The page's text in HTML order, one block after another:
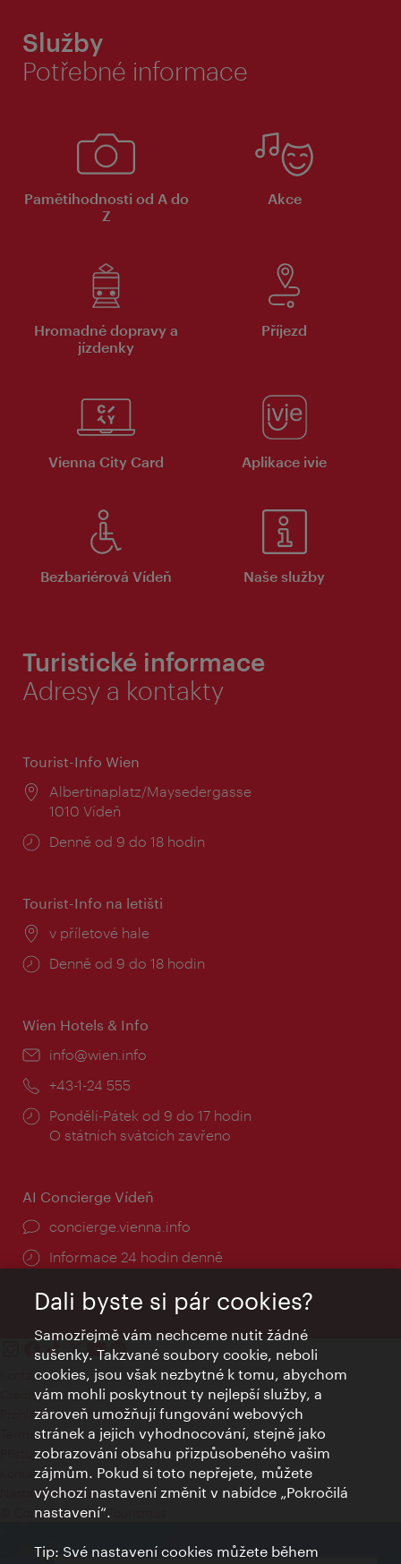
Služby
Potřebné informace
Pamětihodnosti od A do
Z
Akce
Hromadné dopravy a
jízdenky
Příjezd
Vienna City Card Aplikace ivie
Bezbariérová Vídeň Naše služby
Turistické informace
Adresy a kontakty
Tourist-Info Wien
Místo:
Albertinaplatz/Maysedergasse
1010 Vídeň
Provozní
Denně od 9 do 18 hodin
Tourist-Info na letišti
Místo:
v příletové hale
Provozní
Denně od 9 do 18 hodin
Wien Hotels & Info
E-
info@wien.info
Telefon:
+43-1-24 555
Provozní
doba:
Pondělí-Pátek od 9 do 17 hodin
O státních svátcích zavřeno
AI Concierge Vídeň
concierge.vienna.info
Informace 24 hodin denně
Kontakty
Credits
Prohlášení o ochraně osobních údajů
Terms of Use
Přístupnost
Kontakt pro tisk
Nastavení cookies
© Copyright Wien Tourismus
Dali byste si pár cookies?
Samozřejmě vám nechceme nutit žádné
sušenky. Takzvané soubory cookie, neboli
cookies, jsou však nezbytné k tomu, abychom
vám mohli poskytnout ty nejlepší služby, a
zároveň umožňují fungování webových
stránek a jejich vyhodnocování, stejně jako
zobrazování obsahu přizpůsobeného vašim
zájmům. Pokud si toto nepřejete, můžete
výchozí nastavení změnit v nabídce „Pokročilá
nastavení“.
Tip: Své nastavení cookies můžete během